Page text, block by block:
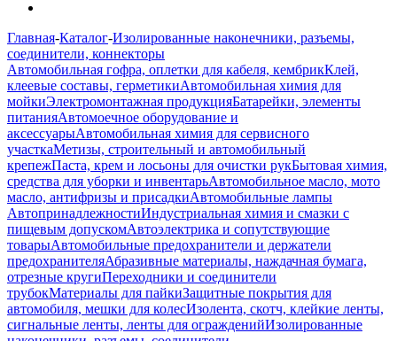
Главная-Каталог-Изолированные наконечники, разъемы,
соединители, коннекторы
Автомобильная гофра, оплетки для кабеля, кембрикКлей,
клеевые составы, герметикиАвтомобильная химия для
мойкиЭлектромонтажная продукцияБатарейки, элементы
питанияАвтомоечное оборудование и
аксессуарыАвтомобильная химия для сервисного
участкаМетизы, строительный и автомобильный
крепежПаста, крем и лосьоны для очистки рукБытовая химия,
средства для уборки и инвентарьАвтомобильное масло, мото
масло, антифризы и присадкиАвтомобильные лампы
АвтопринадлежностиИндустриальная химия и смазки с
пищевым допускомАвтоэлектрика и сопутствующие
товарыАвтомобильные предохранители и держатели
предохранителяАбразивные материалы, наждачная бумага,
отрезные кругиПереходники и соединители
трубокМатериалы для пайкиЗащитные покрытия для
автомобиля, мешки для колесИзолента, скотч, клейкие ленты,
сигнальные ленты, ленты для огражденийИзолированные